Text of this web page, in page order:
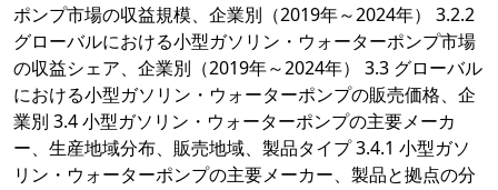
ポンプ市場の収益規模、企業別（2019年～2024年） 3.2.2
グローバルにおける小型ガソリン・ウォーターポンプ市場
の収益シェア、企業別（2019年～2024年） 3.3 グローバル
における小型ガソリン・ウォーターポンプの販売価格、企
業別 3.4 小型ガソリン・ウォーターポンプの主要メーカ
ー、生産地域分布、販売地域、製品タイプ 3.4.1 小型ガソ
リン・ウォーターポンプの主要メーカー、製品と拠点の分